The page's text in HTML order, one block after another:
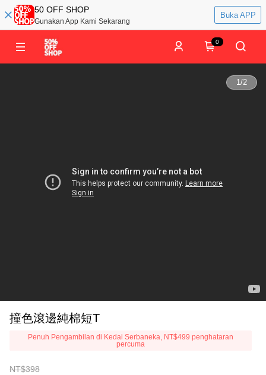
50 OFF SHOP
Gunakan App Kami Sekarang
Buka APP
0
1/2
撞色滾邊純棉短T
Penuh Pengambilan di Kedai Serbaneka, NT$499 penghataran
percuma
NT$398